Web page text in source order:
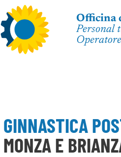
Officina
Personal
GINNASTICA
MONZA E